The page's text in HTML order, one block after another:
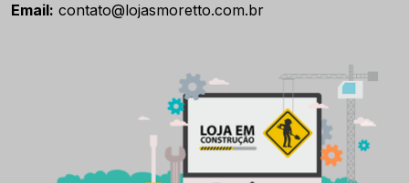
Email: contato@lojasmoretto.com.br